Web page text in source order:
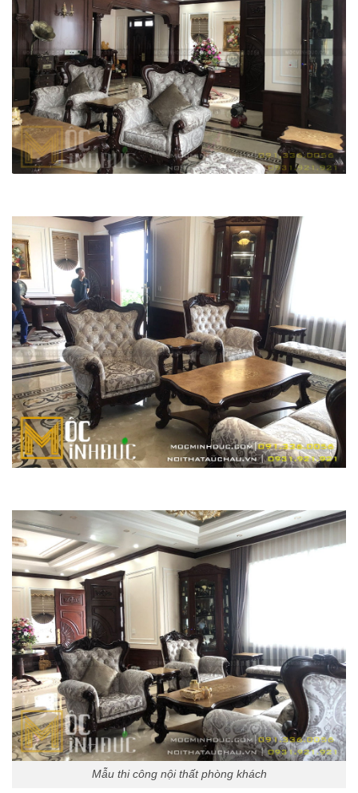
Mẫu thi công nội thất phòng khách